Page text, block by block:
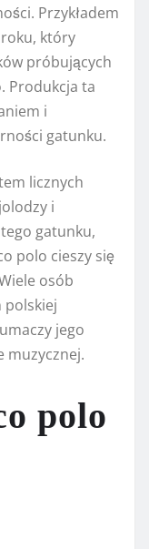
Przykładem
roku, który
próbujących
Produkcja ta
i
gatunku.
licznych
i
gatunku,
polo cieszy się
osób
polskiej
jego
muzycznej.
polo